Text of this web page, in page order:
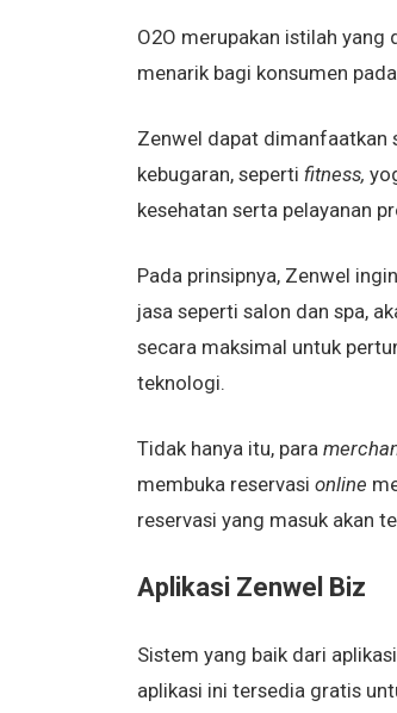
O2O merupakan istilah
menarik bagi konsumen
Zenwel dapat dimanfaatkan
kebugaran, seperti fitness,
kesehatan serta pelayanan
Pada prinsipnya, Zenwel
jasa seperti salon dan spa,
secara maksimal untuk
teknologi.
Tidak hanya itu, para
membuka reservasi online
reservasi yang masuk akan
Aplikasi Zenwel Biz
Sistem yang baik dari
aplikasi ini tersedia gratis